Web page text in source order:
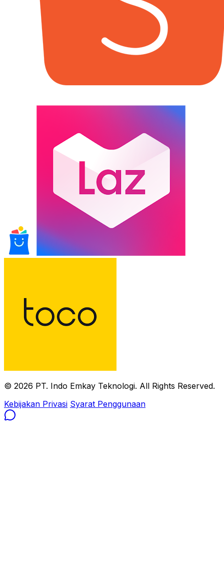
© 2026 PT. Indo Emkay Teknologi. All Rights Reserved.
Kebijakan Privasi Syarat Penggunaan